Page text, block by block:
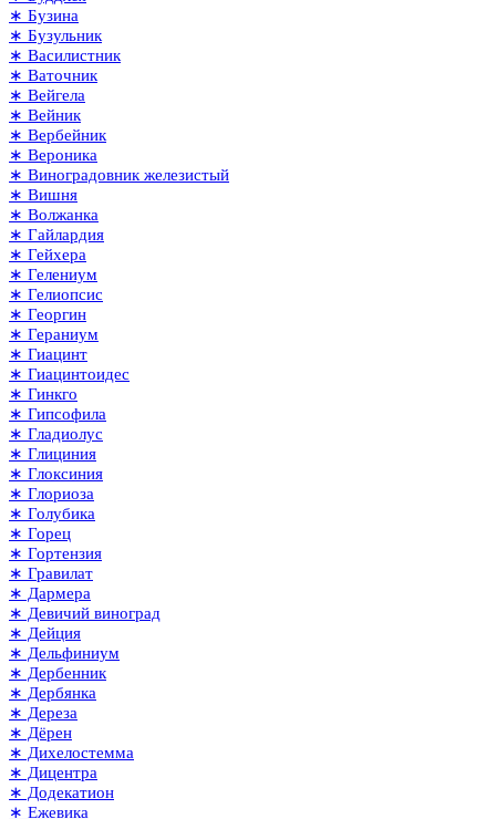
∗ Бузина
∗ Бузульник
∗ Василистник
∗ Ваточник
∗ Вейгела
∗ Вейник
∗ Вербейник
∗ Вероника
∗ Виноградовник железистый
∗ Вишня
∗ Волжанка
∗ Гайлардия
∗ Гейхера
∗ Гелениум
∗ Гелиопсис
∗ Георгин
∗ Гераниум
∗ Гиацинт
∗ Гиацинтоидес
∗ Гинкго
∗ Гипсофила
∗ Гладиолус
∗ Глициния
∗ Глоксиния
∗ Глориоза
∗ Голубика
∗ Горец
∗ Гортензия
∗ Гравилат
∗ Дармера
∗ Девичий виноград
∗ Дейция
∗ Дельфиниум
∗ Дербенник
∗ Дербянка
∗ Дереза
∗ Дёрен
∗ Дихелостемма
∗ Дицентра
∗ Додекатион
∗ Ежевика